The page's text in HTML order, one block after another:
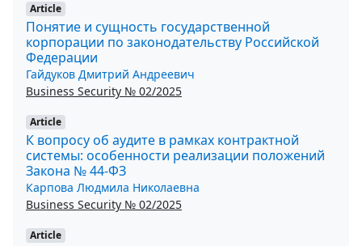
Article
Понятие и сущность государственной
корпорации по законодательству Российской
Федерации
Гайдуков Дмитрий Андреевич
Business Security № 02/2025
Article
К вопросу об аудите в рамках контрактной
системы: особенности реализации положений
Закона № 44-ФЗ
Карпова Людмила Николаевна
Business Security № 02/2025
Article